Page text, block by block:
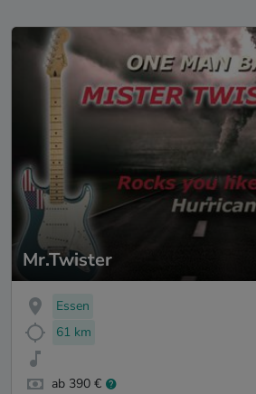
Mr.Twister
Essen
61 km
ab 390 €